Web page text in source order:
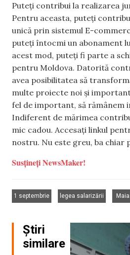
Puteți contribui la realizarea
Pentru aceasta, puteți
unică prin sistemul E-
puteți întocmi un abonament
acest mod, puteți fi parte a
pentru Moldova. Datorită
avea posibilitatea să
multe proiecte noi și
fel de important, să rămânem
Indiferent de mărimea
mic cadou. Accesați linkul
nostru. Nu este greu, ba chiar
Susțineți NewsMaker!
1 septembrie
legea salarizării
Știri
similare